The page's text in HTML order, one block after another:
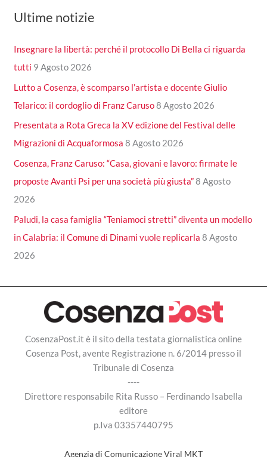
Ultime notizie
Insegnare la libertà: perché il protocollo Di Bella ci riguarda
tutti 9 Agosto 2026
Lutto a Cosenza, è scomparso l’artista e docente Giulio
Telarico: il cordoglio di Franz Caruso8 Agosto 2026
Presentata a Rota Greca la XV edizione del Festival delle
Migrazioni di Acquaformosa 8 Agosto 2026
Cosenza, Franz Caruso: “Casa, giovani e lavoro: firmate le
proposte Avanti Psi per una società più giusta”8 Agosto
2026
Paludi, la casa famiglia “Teniamoci stretti” diventa un modello
in Calabria: il Comune di Dinami vuole replicarla 8 Agosto
2026
CosenzaPost.it è il sito della testata giornalistica online
Cosenza Post, avente Registrazione n. 6/2014 presso il
Tribunale di Cosenza
----
Direttore responsabile Rita Russo – Ferdinando Isabella
editore
p.Iva 03357440795
Agenzia di Comunicazione Viral MKT